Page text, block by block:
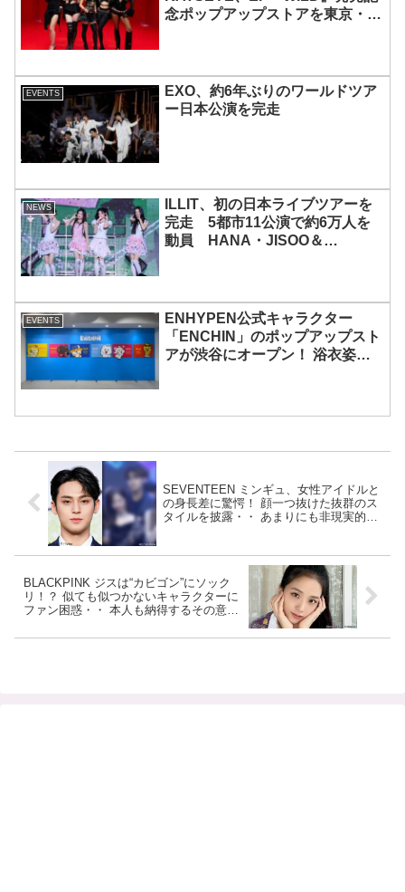
念ポップアップストアを東京・原
EVENTS
EXO、約6年ぶりのワールドツア
ー日本公演を完走
NEWS
ILLIT、初の日本ライブツアーを
完走 5都市11公演で約6万人を
動員 HANA・JISOO＆
EVENTS
ENHYPEN公式キャラクター
「ENCHIN」のポップアップスト
アが渋谷にオープン！ 浴衣姿の
SEVENTEEN ミンギュ、女性アイドルと
の身長差に驚愕！ 顔一つ抜けた抜群のス
タイルを披露・・ あまりにも非現実的な
BLACKPINK ジスは“カビゴン”にソック
リ！？ 似ても似つかないキャラクターに
ファン困惑・・ 本人も納得するその意外